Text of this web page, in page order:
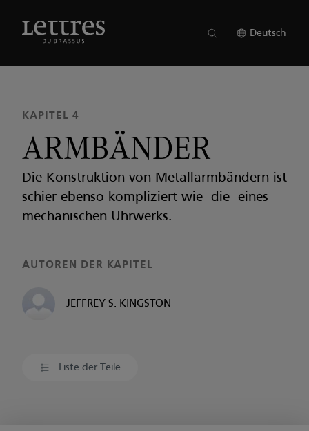
Deutsch
KAPITEL 4
ARMBÄNDER
Die Konstruktion von Metallarmbändern ist
schier ebenso kompliziert wie die eines
mechanischen Uhrwerks.
AUTOREN DER KAPITEL
JEFFREY S. KINGSTON
Liste der Teile